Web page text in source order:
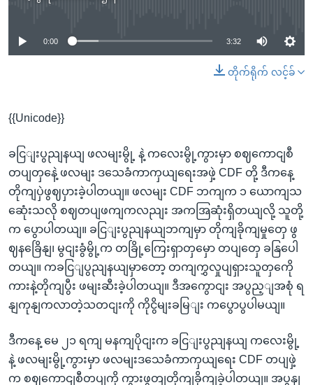
No media source currently available
0:00 3:32
တိုက်ရိုက် လင့်ခ်
{{Unicode}}
ခငြျးပွညျနယျ ဖလမျးမွို့ နဲ့ ကလေးမွို့ကွားမှာ စဈကောငျစီ
တပျတှနေဲ့ ဖလမျး ဒသေခံကာကှယျရေးအဖှဲ့ CDF တို့ ဒီကနေ့
တိုကျပှဲဖွဈပှားခဲ့ပါတယျ။ ဖလမျး CDF ဘကျက ၁ ယောကျသ
ဆေုံးသလို စဈတပျဖကျကလညျး အကအြဆုံးရှိတယျလို့ သူတို့
က ပွောပါတယျ။ ခငြျးပွညျနယျဘကျမှာ တိုကျခိုကျမှုတှေ ဖွ
ဈနခြေိနျ၊ မွငျးခွံမွို့က တခြို့ကြေးရှာတှမှော တပျတှေ ခနြပေါ
တယျ။ ကခငြျပွညျနယျမှာတော့ တကျကွှလှုပျရှားသူတှကေို
ကားနဲ့တိုကျပွီး ဖမျးဆီးခဲ့ပါတယျ။ ဒီအကွောငျး အပွည့ျအစုံ ရ
နျကုနျကလာတဲ့သတငျးကို ကိုငွိမျးခမြျး ကပွောပွပါမယျ။
ဒီကနေ့ မေ ၂၁ ရကျ မနကျပိုငျးက ခငြျးပွညျနယျ ကလေးမွို့
နဲ့ ဖလမျးမွို့ကွားမှာ ဖလမျးဒသေခံကာကှယျရေး CDF တပျဖှဲ့
က စဈကောငျစီတပျကို ကွားဖွတျတိုကျခိုကျခဲ့ပါတယျ။ အပွနျ